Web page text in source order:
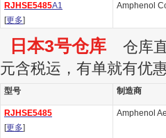
RJHSE5485A1
[更多]
Amphenol
日本3号仓库 仓库直
元含税运，有单就有优
型号 制造商
RJHSE5485
[更多]
Amphenol